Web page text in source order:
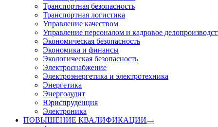
Транспортная безопасность
Транспортная логистика
Управление качеством
Управление персоналом и кадровое
Экономическая безопасность
Экономика и финансы
Экологическая безопасность
Электроснабжение
Электроэнергетика и электротехника
Энергетика
Энергоаудит
Юриспруденция
Электроника
ПОВЫШЕНИЕ КВАЛИФИКАЦИИ